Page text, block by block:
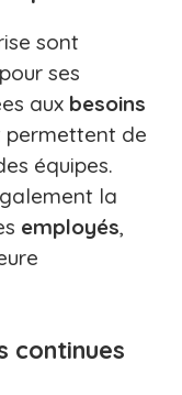
sont
pour ses
aux besoins
permettent de
équipes.
la
employés,
continues